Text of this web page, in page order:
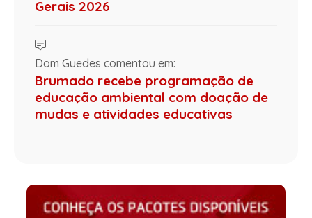
Gerais 2026
Dom Guedes comentou em:
Brumado recebe programação de
educação ambiental com doação de
mudas e atividades educativas